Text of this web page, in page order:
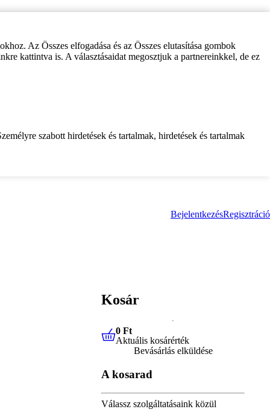
Az Összes elfogadása és az Összes elutasítása gombok
kattintva is. A választásaidat megosztjuk a partnereinkkel, de ez
szabott hirdetések és tartalmak, hirdetések és tartalmak
BejelentkezésRegisztráció
Kosár
0 FtAktuális kosárérték
0 Ft
Aktuális kosárérték
Bevásárlás elküldése
A kosarad
Válassz szolgáltatásaink közül